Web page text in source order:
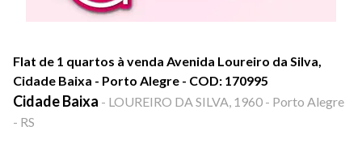
Flat de 1 quartos à venda Avenida Loureiro da Silva,
Cidade Baixa - Porto Alegre - COD: 170995
Cidade Baixa - LOUREIRO DA SILVA, 1960 - Porto Alegre
- RS